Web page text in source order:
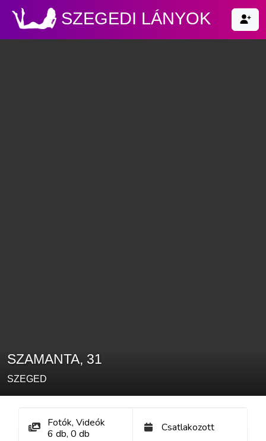
SZEGEDI LÁNYOK
SZAMANTA, 31
SZEGED
Fotók, Videók
6 db, 0 db Csatlakozott